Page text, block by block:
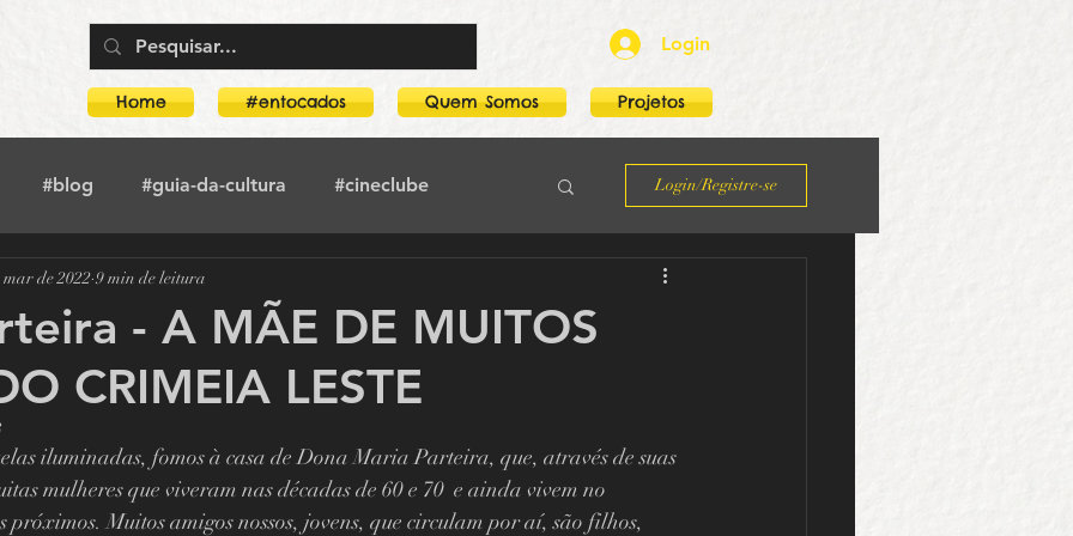
Login
Home #entocados Quem Somos Projetos
#blog #guia-da-cultura #cineclube
no-crimeia #literatura
Guia Da Cultura Boogarins
Mostra O amor, a morte e as paixões
Login/Registre-se
- A MÃE DE MUITOS
CRIMEIA LESTE
mar de 2022 9 min de leitura
iluminadas, fomos à casa de Dona Maria Parteira, que, através de suas
mulheres que viveram nas décadas de 60 e 70  e ainda vivem no
próximos. Muitos amigos nossos, jovens, que circulam por aí, são filhos,